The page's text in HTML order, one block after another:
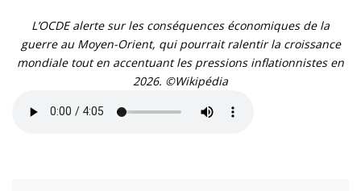
L’OCDE alerte sur les conséquences économiques de la
guerre au Moyen-Orient, qui pourrait ralentir la croissance
mondiale tout en accentuant les pressions inflationnistes en
2026. ©Wikipédia